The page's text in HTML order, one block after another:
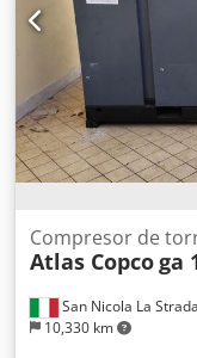
San Nicola La Strada
10,330 km
Compresor de
Atlas Copcoga